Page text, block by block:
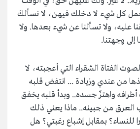
كل شيء لا دخلك فيهن، لا نسألكَ
عليه، ولا تسألنا عن شيء بعدها. ولا
وجهتنا.
الفتاة الشقراء التي أعجبته، لا
من عندي وزيادة ... انتفض قلبه
واهتزّ جسده.. وبدأ قلبه يخفق
العرق من جبينه.. ماذا يعني ذلك
للنساء؟ بمقابل إشباع رغبتي؟ هل